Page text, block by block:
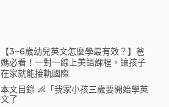
【3~6歲幼兒英文怎麼學最有效？】爸
媽必看！一對一線上美語課程，讓孩子
在家就能接軌國際
本文目錄 👶「我家小孩三歲要開始學英
文了